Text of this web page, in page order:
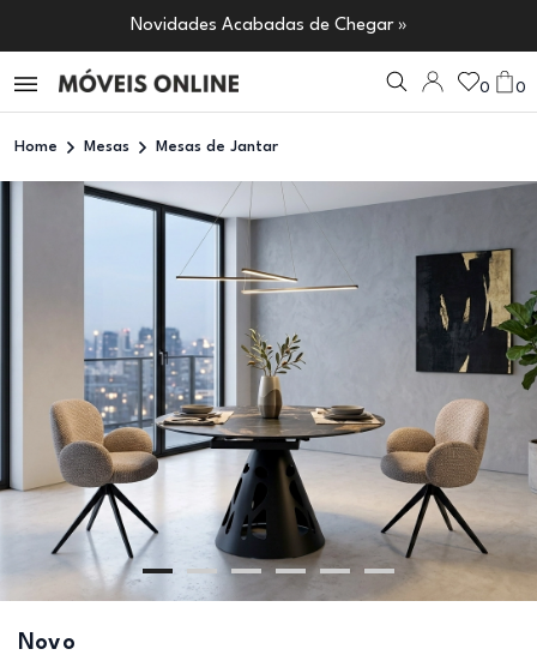
Novidades Acabadas de Chegar »
0 0
Home Mesas Mesas de Jantar
Novo